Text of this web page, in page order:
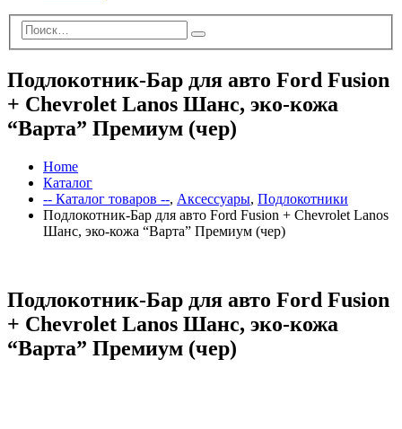
Подлокотник-Бар для авто Ford Fusion
+ Chevrolet Lanos Шанс, эко-кожа
“Варта” Премиум (чер)
Home
Каталог
-- Каталог товаров --, Аксессуары, Подлокотники
Подлокотник-Бар для авто Ford Fusion + Chevrolet Lanos
Шанс, эко-кожа “Варта” Премиум (чер)
Подлокотник-Бар для авто Ford Fusion
+ Chevrolet Lanos Шанс, эко-кожа
“Варта” Премиум (чер)